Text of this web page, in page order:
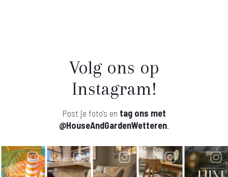
Volg ons op
Instagram!
Post je foto's en tag ons met
@HouseAndGardenWetteren.